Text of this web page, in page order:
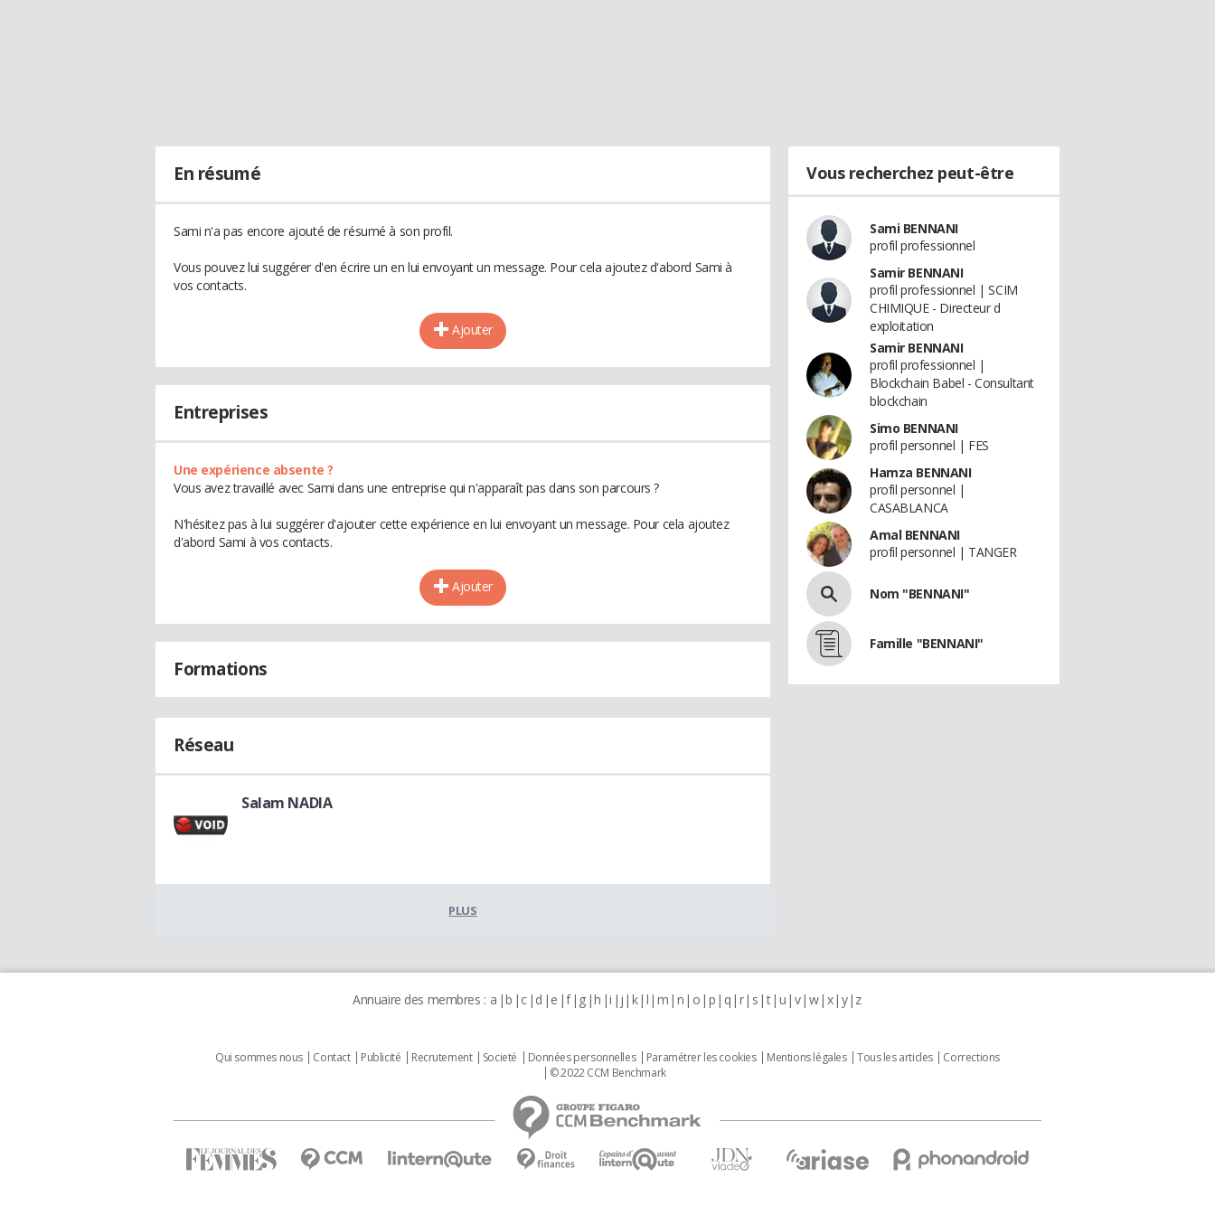
En résumé
Sami n'a pas encore ajouté de résumé à son profil.
Vous pouvez lui suggérer d'en écrire un en lui envoyant un message. Pour cela ajoutez d'abord Sami à
vos contacts.
Ajouter
Entreprises
Une expérience absente ?
Vous avez travaillé avec Sami dans une entreprise qui n'apparaît pas dans son parcours ?
N'hésitez pas à lui suggérer d'ajouter cette expérience en lui envoyant un message. Pour cela ajoutez
d'abord Sami à vos contacts.
Ajouter
Formations
Réseau
Salam NADIA
PLUS
Vous recherchez peut-être
Sami BENNANI
profil professionnel
Samir BENNANI
profil professionnel | SCIM
CHIMIQUE - Directeur d
exploitation
Samir BENNANI
profil professionnel |
Blockchain Babel - Consultant
blockchain
Simo BENNANI
profil personnel | FES
Hamza BENNANI
profil personnel |
CASABLANCA
Amal BENNANI
profil personnel | TANGER
Nom "BENNANI"
Famille "BENNANI"
Annuaire des membres : a b c d e f g h i j k l m n o p q r s t u v w x y z
Qui sommes nous Contact Publicité Recrutement Societé Données personnelles Paramétrer les cookies Mentions légales Tous les articles
Corrections
© 2022 CCM Benchmark